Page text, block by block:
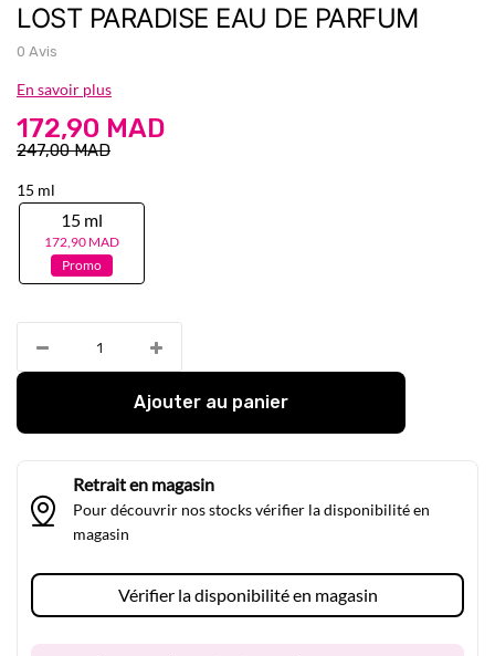
LOST PARADISE EAU DE PARFUM
0 Avis
En savoir plus
172,90 MAD
247,00 MAD
15 ml
15 ml
172,90 MAD
Promo
Ajouter au panier
Retrait en magasin
Pour découvrir nos stocks vérifier la disponibilité en
magasin
Vérifier la disponibilité en magasin